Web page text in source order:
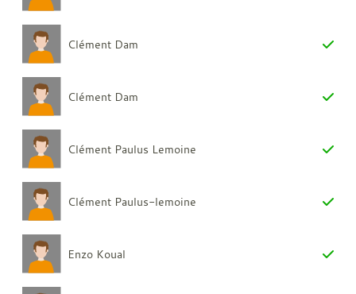
Clément Dam
Clément Dam
Clément Paulus Lemoine
Clément Paulus-lemoine
Enzo Koual